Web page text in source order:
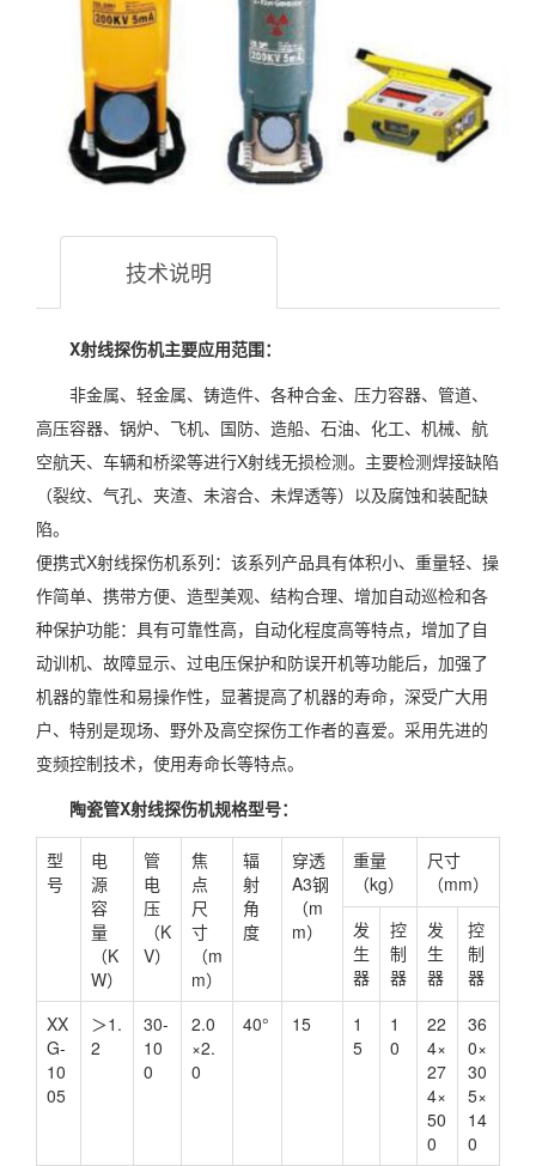
技术说明
X射线探伤机主要应用范围：
非金属、轻金属、铸造件、各种合金、压力容器、管道、
高压容器、锅炉、飞机、国防、造船、石油、化工、机械、航
空航天、车辆和桥梁等进行X射线无损检测。主要检测焊接缺陷
（裂纹、气孔、夹渣、未溶合、未焊透等）以及腐蚀和装配缺
陷。
便携式X射线探伤机系列：该系列产品具有体积小、重量轻、操
作简单、携带方便、造型美观、结构合理、增加自动巡检和各
种保护功能：具有可靠性高，自动化程度高等特点，增加了自
动训机、故障显示、过电压保护和防误开机等功能后，加强了
机器的靠性和易操作性，显著提高了机器的寿命，深受广大用
户、特别是现场、野外及高空探伤工作者的喜爱。采用先进的
变频控制技术，使用寿命长等特点。
陶瓷管X射线探伤机规格型号：
型
号
电
源
容
量
（K
W）
管
电
压
（K
V）
焦
点
尺
寸
（m
m）
辐
射
角
度
穿透
A3钢
（m
m）
重量
（kg）
尺寸
（mm）
发
生
器
控
制
器
发
生
器
控
制
器
XX
G-
10
05
＞1.
2
30-
10
0
2.0
×2.
0
40° 15
1
5
1
0
22
4×
27
4×
50
0
36
0×
30
5×
14
0